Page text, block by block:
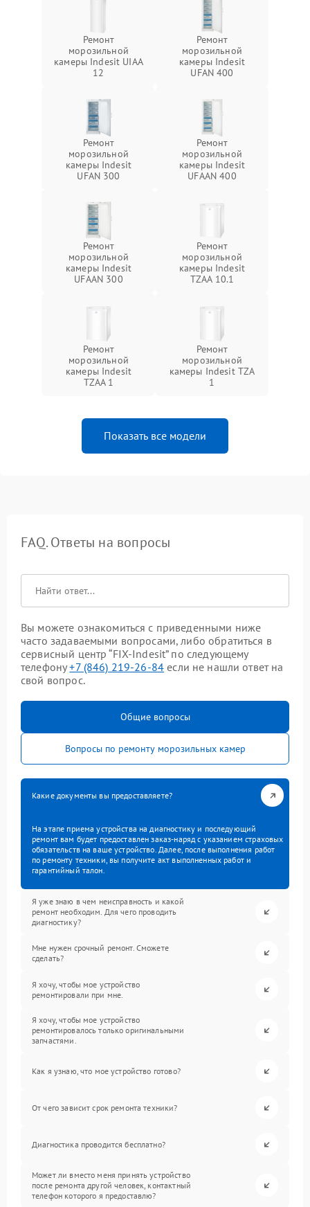
Ремонт
морозильной
камеры Indesit UIAA
12
Ремонт
морозильной
камеры Indesit
UFAN 400
Ремонт
морозильной
камеры Indesit
UFAN 300
Ремонт
морозильной
камеры Indesit
UFAAN 400
Ремонт
морозильной
камеры Indesit
UFAAN 300
Ремонт
морозильной
камеры Indesit
TZAA 10.1
Ремонт
морозильной
камеры Indesit
TZAA 1
Ремонт
морозильной
камеры Indesit TZA
1
Показать все модели
FAQ. Ответы на вопросы
Вы можете ознакомиться с приведенными ниже
часто задаваемыми вопросами, либо обратиться в
сервисный центр “FIX-Indesit” по следующему
телефону+7 (846) 219-26-84 если не нашли ответ на
свой вопрос.
Общие вопросы
Вопросы по ремонту морозильных камер
Какие документы вы предоставляете?
На этапе приема устройства на диагностику и последующий
ремонт вам будет предоставлен заказ-наряд с указанием страховых
обязательств на ваше устройство. Далее, после выполнения работ
по ремонту техники, вы получите акт выполненных работ и
гарантийный талон.
Я уже знаю в чем неисправность и какой
ремонт необходим. Для чего проводить
диагностику?
Мне нужен срочный ремонт. Сможете
сделать?
Я хочу, чтобы мое устройство
ремонтировали при мне.
Я хочу, чтобы мое устройство
ремонтировалось только оригинальными
запчастями.
Как я узнаю, что мое устройство готово?
От чего зависит срок ремонта техники?
Диагностика проводится бесплатно?
Может ли вместо меня принять устройство
после ремонта другой человек, контактный
телефон которого я предоставлю?